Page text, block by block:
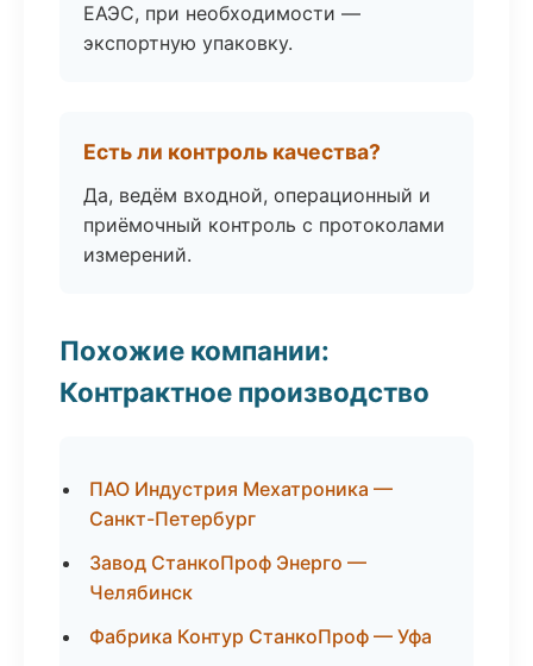
ЕАЭС, при необходимости —
экспортную упаковку.
Есть ли контроль качества?
Да, ведём входной, операционный и
приёмочный контроль с протоколами
измерений.
Похожие компании:
Контрактное производство
ПАО Индустрия Мехатроника —
Санкт-Петербург
Завод СтанкоПроф Энерго —
Челябинск
Фабрика Контур СтанкоПроф — Уфа